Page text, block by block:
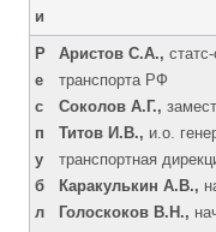
и
Р
е
с
п
у
б
л
Аристов С.А.,
транспорта РФ
Соколов А.Г.,
Титов И.В., и.о.
транспортная
Каракулькин А.В.,
Голоскоков В.Н.,